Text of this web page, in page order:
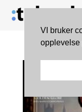
VI bruker
opplevelse